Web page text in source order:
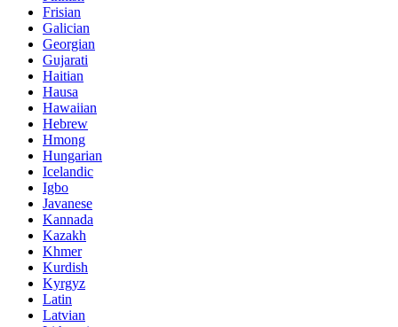
Frisian
Galician
Georgian
Gujarati
Haitian
Hausa
Hawaiian
Hebrew
Hmong
Hungarian
Icelandic
Igbo
Javanese
Kannada
Kazakh
Khmer
Kurdish
Kyrgyz
Latin
Latvian